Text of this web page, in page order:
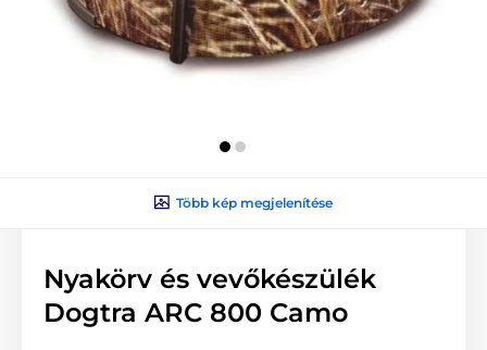
Több kép megjelenítése
Nyakörv és vevőkészülék
Dogtra ARC 800 Camo